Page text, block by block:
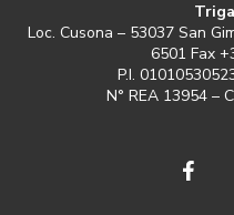
Loc. Cusona – 53037 San
6501 Fax
P.I.
N° REA 13954 –